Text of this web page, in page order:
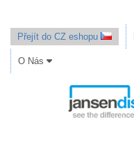
Přejít do CZ eshopu
O Nás